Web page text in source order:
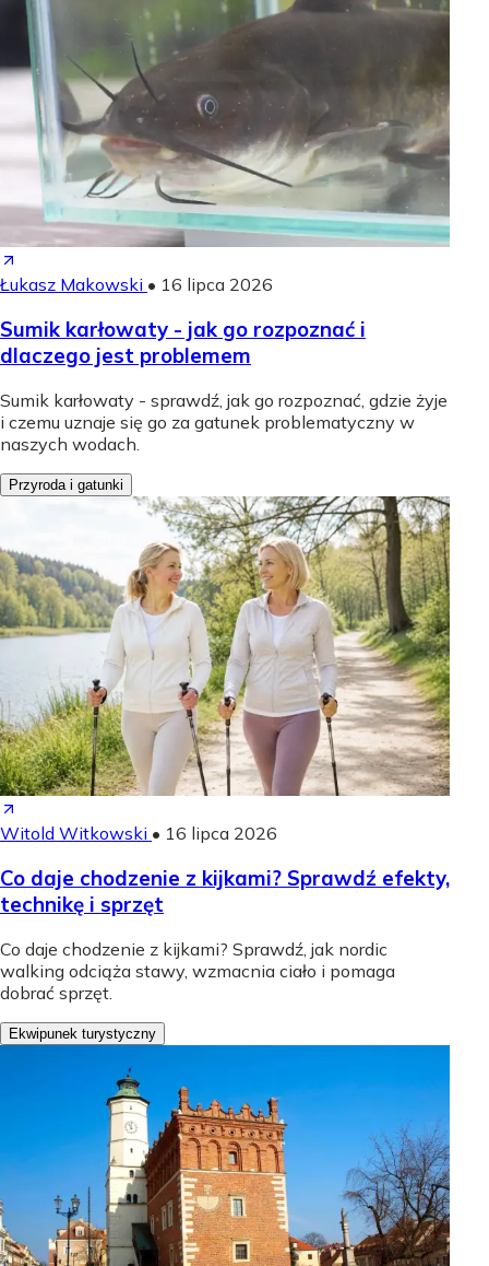
Łukasz Makowski • 16 lipca 2026
Sumik karłowaty - jak go rozpoznać i
dlaczego jest problemem
Sumik karłowaty - sprawdź, jak go rozpoznać, gdzie żyje
i czemu uznaje się go za gatunek problematyczny w
naszych wodach.
Przyroda i gatunki
Witold Witkowski • 16 lipca 2026
Co daje chodzenie z kijkami? Sprawdź efekty,
technikę i sprzęt
Co daje chodzenie z kijkami? Sprawdź, jak nordic
walking odciąża stawy, wzmacnia ciało i pomaga
dobrać sprzęt.
Ekwipunek turystyczny